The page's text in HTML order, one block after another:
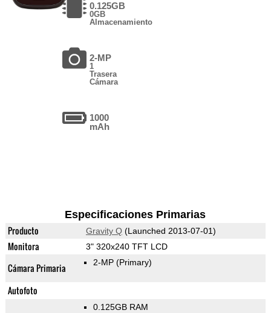
0.125GB
0GB
Almacenamiento
2-MP
1
Trasera
Cámara
1000
mAh
Especificaciones Primarias
Producto Gravity Q(Launched 2013-07-01)
Monitora 3" 320x240 TFT LCD
Cámara Primaria 2-MP (Primary)
Autofoto
0.125GB RAM